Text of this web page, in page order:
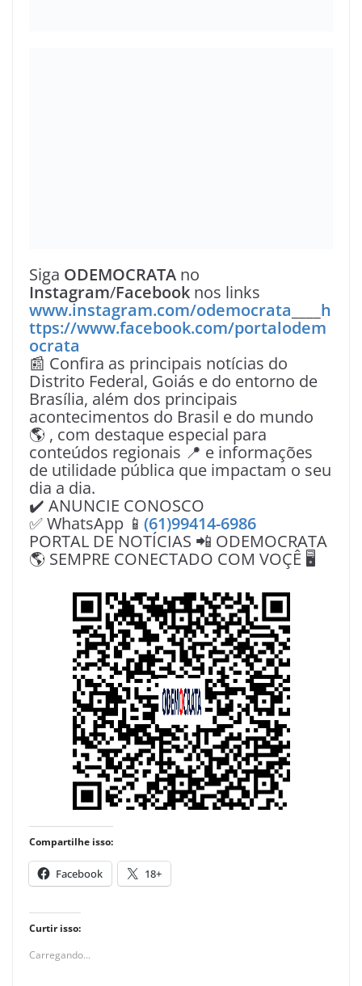
Siga ODEMOCRATA no
Instagram/Facebook nos links
www.instagram.com/odemocrata
h
ttps://www.facebook.com/portalodem
ocrata
📰 Confira as principais notícias do
Distrito Federal, Goiás e do entorno de
Brasília, além dos principais
acontecimentos do Brasil e do mundo
🌎 , com destaque especial para
conteúdos regionais 📍 e informações
de utilidade pública que impactam o seu
dia a dia.
✔️ ANUNCIE CONOSCO
✅ WhatsApp 📱 (61)99414-6986
PORTAL DE NOTÍCIAS 📲 ODEMOCRATA
🌎 SEMPRE CONECTADO COM VOÇÊ 🖥️
Compartilhe isso:
Facebook 18+
Curtir isso:
Carregando...